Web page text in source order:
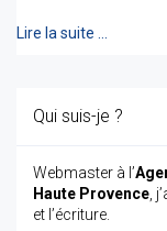
Lire la suite …
Qui suis-je ?
Webmaster à l’
Haute Provence ,
et l’écriture.